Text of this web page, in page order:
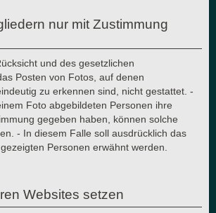
nur mit Zustimmung
und des gesetzlichen
Posten von Fotos, auf denen
zu erkennen sind, nicht gestattet. -
Foto abgebildeten Personen ihre
gegeben haben, können solche
- In diesem Falle soll ausdrücklich das
Personen erwähnt werden.
Websites setzen